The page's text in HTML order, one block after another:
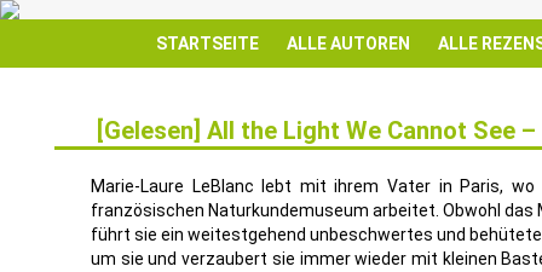
STARTSEITE ALLE AUTOREN ALLE
[Gelesen] All the Light We Cannot See
Marie-Laure LeBlanc lebt mit ihrem Vater in Paris,
französischen Naturkundemuseum arbeitet. Obwohl das
führt sie ein weitestgehend unbeschwertes und
um sie und verzaubert sie immer wieder mit kleinen